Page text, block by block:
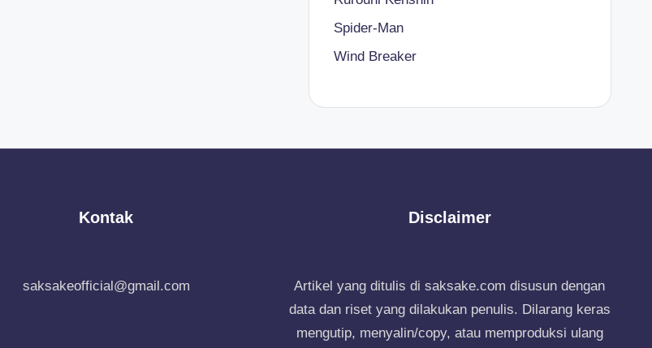
Spider-Man
Wind Breaker
Kontak
saksakeofficial@gmail.com
Disclaimer
Artikel yang ditulis di saksake.com disusun dengan
data dan riset yang dilakukan penulis. Dilarang keras
mengutip, menyalin/copy, atau memproduksi ulang